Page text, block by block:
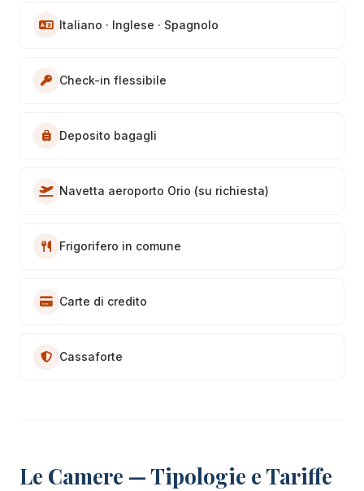
Italiano · Inglese · Spagnolo
Check-in flessibile
Deposito bagagli
Navetta aeroporto Orio (su richiesta)
Frigorifero in comune
Carte di credito
Cassaforte
Le Camere — Tipologie e Tariffe